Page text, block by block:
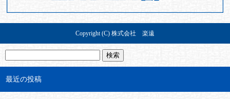
Copyright (C) 株式会社 楽遠
最近の投稿